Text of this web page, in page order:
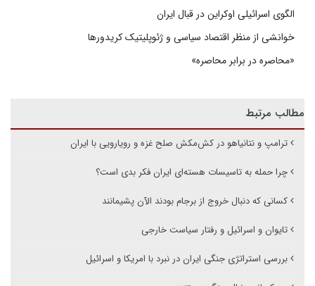
الگوی اسرائیلی اوکراین در قبال ایران
خوانشی از منظر اقتصاد سیاسی و ژئوپلیتیک کریدورها
«محاصره در برابر محاصره»
مطالب مرتبط
ترامپ و نتانیاهو در کش‌مکش صلح غزه و رویارویی با ایران
چرا حمله به تاسیسات هسته‌ای ایران فکر بدی است؟
کسانی که دنبال خروج از برجام بودند الآن پشیمانند
تایوان و اسرائیل و رفتار سیاست خارجی
بررسی استراتژی جنگی ایران در نبرد با امریکا و اسرائیل